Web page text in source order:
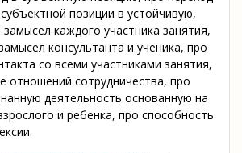
позиции в устойчивую,
каждого участника занятия,
консультанта и ученика, про
со всеми участниками занятия,
отношений сотрудничества, про
деятельность основанную на
и ребенка, про способность